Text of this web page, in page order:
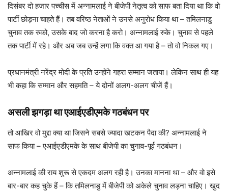
दिसंबर दो हजार पच्चीस में अन्नामलाई ने बीजेपी नेतृत्व को साफ बता दिया था कि वो
पार्टी छोड़ना चाहते हैं। तब वरिष्ठ नेताओं ने उनसे अनुरोध किया था – तमिलनाडु
चुनाव तक रुको, उसके बाद जो करना है करो। अन्नामलाई रुके। चुनाव से पहले
तक पार्टी में रहे। और अब जब उन्हें लगा कि वक्त आ गया है – तो वो निकल गए।
प्रधानमंत्री नरेंद्र मोदी के प्रति उन्होंने गहरा सम्मान जताया। लेकिन साथ ही यह
भी कहा कि सम्मान और सहमति – ये दोनों अलग-अलग चीजें हैं।
असली झगड़ा था एआईएडीएमके गठबंधन पर
तो आखिर वो मुद्दा क्या था जिसने सबसे ज्यादा खटकन पैदा की? अन्नामलाई ने
साफ किया – एआईएडीएमके के साथ बीजेपी का चुनाव-पूर्व गठबंधन।
अन्नामलाई की राय शुरू से एकदम अलग रही है। उनका मानना था – और वो इसे
बार-बार कह चुके हैं – कि तमिलनाडु में बीजेपी को अकेले चुनाव लड़ना चाहिए। खुद